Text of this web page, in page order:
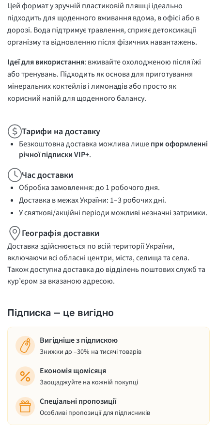
Цей формат у зручній пластиковій пляшці ідеально
підходить для щоденного вживання вдома, в офісі або в
дорозі. Вода підтримує травлення, сприяє детоксикації
організму та відновленню після фізичних навантажень.
Ідеї для використання: вживайте охолодженою після їжі
або тренувань. Підходить як основа для приготування
мінеральних коктейлів і лимонадів або просто як
корисний напій для щоденного балансу.
Тарифи на доставку
Безкоштовна доставка можлива лишепри оформленні
річної підписки VIP+.
Час доставки
Обробка замовлення: до 1 робочого дня.
Доставка в межах України: 1–3 робочих дні.
У святкові/акційні періоди можливі незначні затримки.
Географія доставки
Доставка здійснюється по всій території України,
включаючи всі обласні центри, міста, селища та села.
Також доступна доставка до відділень поштових служб та
кур’єром за вказаною адресою.
Підписка — це вигідно
Вигідніше з підпискою
Знижки до –30% на тисячі товарів
Економія щомісяця
Заощаджуйте на кожній покупці
Спеціальні пропозиції
Особливі пропозиції для підписників